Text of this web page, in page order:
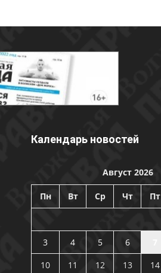
Календарь новостей
Август 2026
Пн Вт Ср Чт Пт
3
4 5 6
10
11 12 13 14